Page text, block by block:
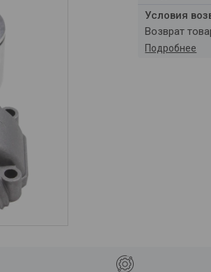
возврат
Подробнее